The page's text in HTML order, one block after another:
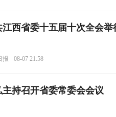
江西省委十五届十次全会举
报 08-07 21:58
主持召开省委常委会会议